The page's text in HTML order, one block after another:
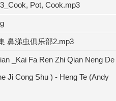
Pot, Cook.mp3
鼻涕虫俱乐部2.mp3
_Kai Fa Ren Zhi Qian Neng De
Ji Cong Shu ) - Heng Te (Andy